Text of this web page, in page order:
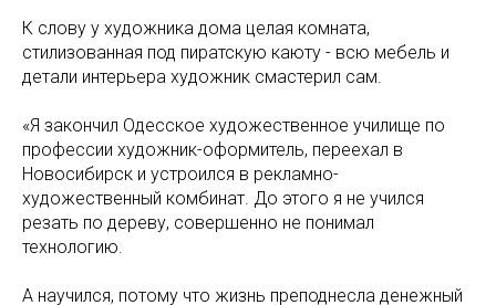
К слову у художника дома целая комната,
стилизованная под пиратскую каюту - всю мебель и
детали интерьера художник смастерил сам.
«Я закончил Одесское художественное училище по
профессии художник-оформитель, переехал в
Новосибирск и устроился в рекламно-
художественный комбинат. До этого я не учился
резать по дереву, совершенно не понимал
технологию.
А научился, потому что жизнь преподнесла денежный